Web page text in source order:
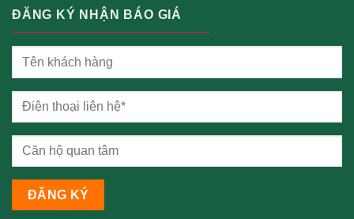
ĐĂNG KÝ NHẬN BÁO GIÁ